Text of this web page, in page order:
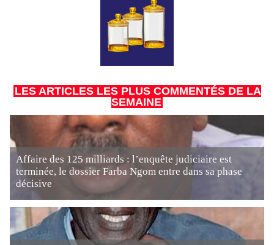
LES ARTICLES LES PLUS COMMENTÉS DE LA
SEMAINE
Affaire des 125 milliards : l’enquête judiciaire est
terminée, le dossier Farba Ngom entre dans sa phase
décisive